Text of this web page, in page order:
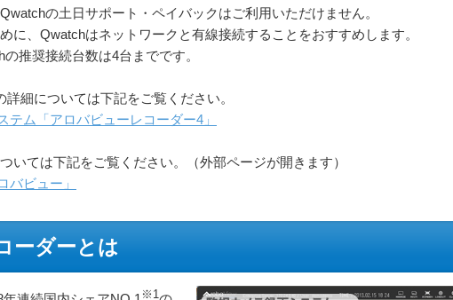
の土日サポート・ペイバックはご利用いただけません。
に、Qwatchはネットワークと有線接続することをおすすめします。
推奨接続台数は4台までです。
細については下記をご覧ください。
ム「アロバビューレコーダー4」
いては下記をご覧ください。（外部ページが開きます）
バビュー」
ーダーとは
※1